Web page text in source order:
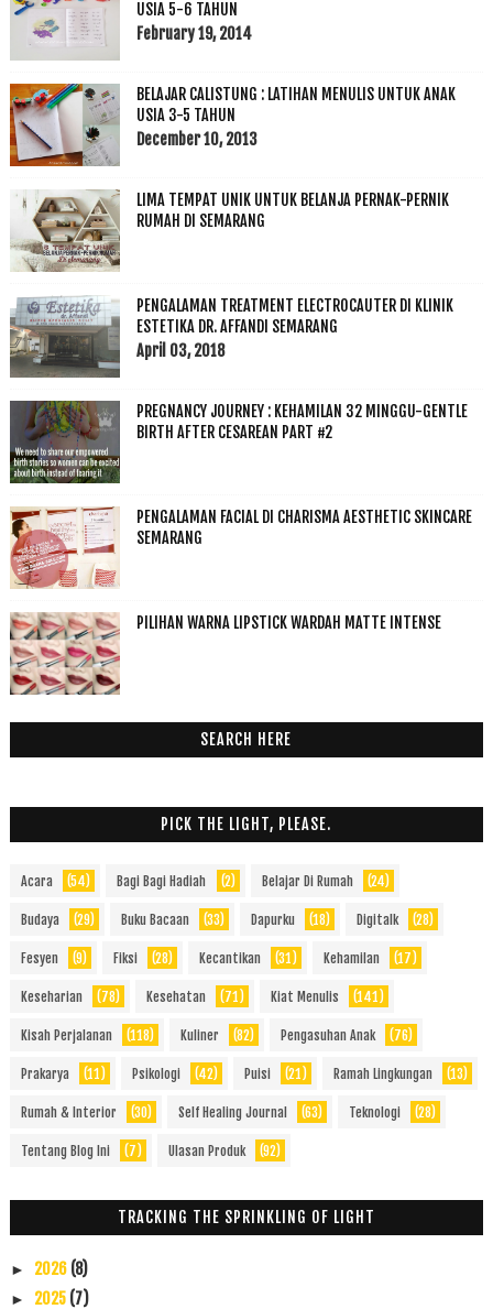
USIA 5-6 TAHUN
February 19, 2014
BELAJAR CALISTUNG : LATIHAN MENULIS UNTUK ANAK
USIA 3-5 TAHUN
December 10, 2013
LIMA TEMPAT UNIK UNTUK BELANJA PERNAK-PERNIK
RUMAH DI SEMARANG
PENGALAMAN TREATMENT ELECTROCAUTER DI KLINIK
ESTETIKA DR. AFFANDI SEMARANG
April 03, 2018
PREGNANCY JOURNEY : KEHAMILAN 32 MINGGU-GENTLE
BIRTH AFTER CESAREAN PART #2
PENGALAMAN FACIAL DI CHARISMA AESTHETIC SKINCARE
SEMARANG
PILIHAN WARNA LIPSTICK WARDAH MATTE INTENSE
SEARCH HERE
PICK THE LIGHT, PLEASE.
Acara (54) Bagi Bagi Hadiah (2) Belajar Di Rumah (24)
Budaya (29) Buku Bacaan (33) Dapurku (18) Digitalk (28)
Fesyen (9) Fiksi (28) Kecantikan (31) Kehamilan (17)
Keseharian (78) Kesehatan (71) Kiat Menulis (141)
Kisah Perjalanan (118) Kuliner (82) Pengasuhan Anak (76)
Prakarya (11) Psikologi (42) Puisi (21) Ramah Lingkungan (13)
Rumah & Interior (30) Self Healing Journal (63) Teknologi (28)
Tentang Blog Ini (7) Ulasan Produk (92)
TRACKING THE SPRINKLING OF LIGHT
► 2026 (8)
► 2025 (7)